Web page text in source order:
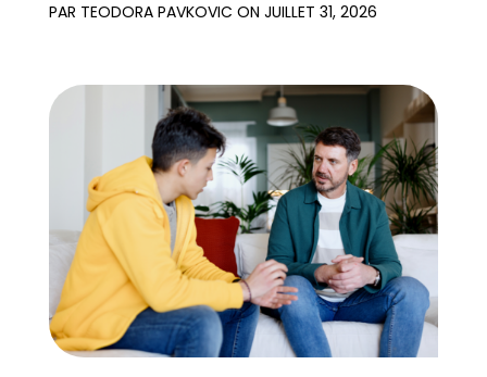
PAR TEODORA PAVKOVIC ON JUILLET 31, 2026